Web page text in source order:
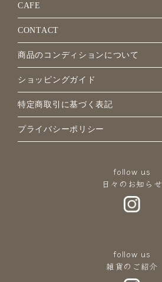
CAFE
CONTACT
商品のコンディションについて
ショッピングガイド
特定商取引に基づく表記
プライバシーポリシー
follow us
日々のお知らせ
follow us
雑貨のご紹介